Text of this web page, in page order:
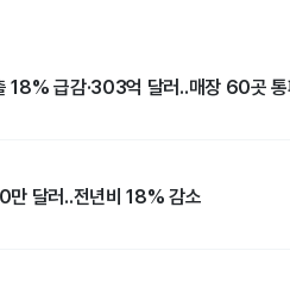
18% 급감·303억 달러..매장 60곳 통
달러..전년비 18% 감소